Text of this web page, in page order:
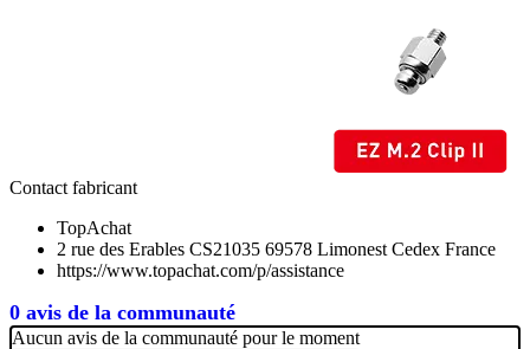
0 avis de la communauté
Contact fabricant
TopAchat
2 rue des Erables CS21035 69578 Limonest Cedex France
https://www.topachat.com/p/assistance
Aucun avis de la communauté pour le moment